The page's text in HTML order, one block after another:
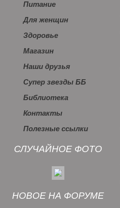
Питание
Для женщин
Здоровье
Магазин
Наши друзья
Супер звезды ББ
Библиотека
Контакты
Полезные ссылки
СЛУЧАЙНОЕ ФОТО
НОВОЕ НА ФОРУМЕ